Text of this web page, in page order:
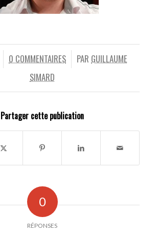
0 COMMENTAIRES
/ PAR GUILLAUME
SIMARD
Partager cette publication
0
RÉPONSES